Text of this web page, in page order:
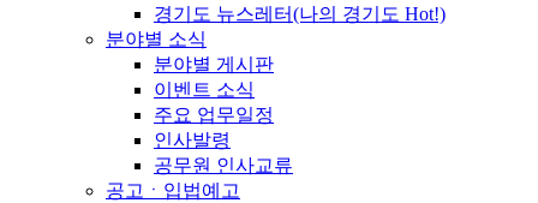
경기도 뉴스레터(나의 경기도 Hot!)
분야별 소식
분야별 게시판
이벤트 소식
주요 업무일정
인사발령
공무원 인사교류
공고ㆍ입법예고